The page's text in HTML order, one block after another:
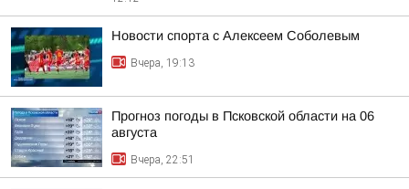
Новости спорта с Алексеем Соболевым
Вчера, 19:13
Прогноз погоды в Псковской области на 06
августа
Вчера, 22:51